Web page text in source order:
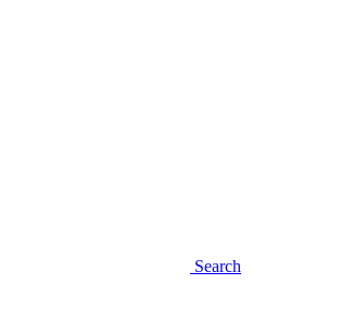
Search